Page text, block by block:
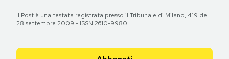
Il Post è una testata registrata presso il Tribunale di Milano, 419 del
28 settembre 2009 - ISSN 2610-9980